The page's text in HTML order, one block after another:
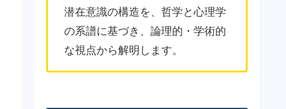
潜在意識の構造を、哲学と心理学
の系譜に基づき、論理的・学術的
な視点から解明します。